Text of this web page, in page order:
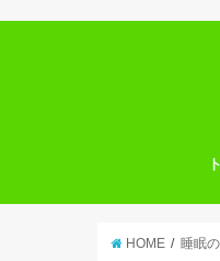
HOME 睡眠